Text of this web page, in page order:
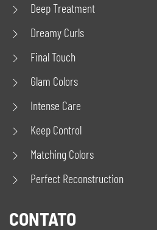
Deep Treatment
Dreamy Curls
Final Touch
Glam Colors
Intense Care
Keep Control
Matching Colors
Perfect Reconstruction
CONTATO